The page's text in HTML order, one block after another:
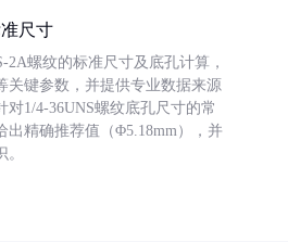
尺寸
2A螺纹的标准尺寸及底孔计算，
关键参数，并提供专业数据来源
对1/4-36UNS螺纹底孔尺寸的常
出精确推荐值（Φ5.18mm），并